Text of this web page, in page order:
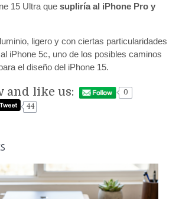
15 Ultra que supliría al iPhone Pro y
ligero y con ciertas particularidades
iPhone 5c, uno de los posibles caminos
el diseño del iPhone 15.
and like us:
0
44